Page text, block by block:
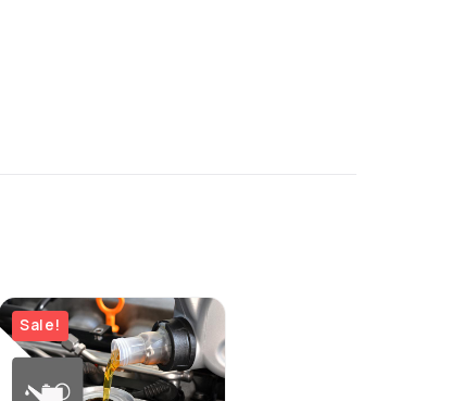
Sale!